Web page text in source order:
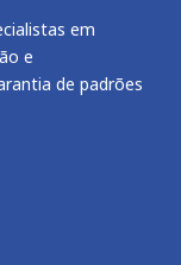
em
e
de padrões